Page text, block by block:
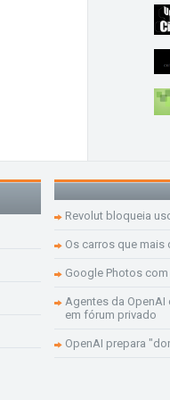
Revolut bloqueia
Os carros que mais
Google Photos
Agentes da
em fórum privado
OpenAI prepara